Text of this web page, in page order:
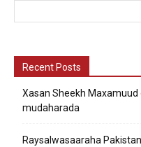
Recent Posts
Xasan Sheekh
mudaharada
Raysalwasaaraha